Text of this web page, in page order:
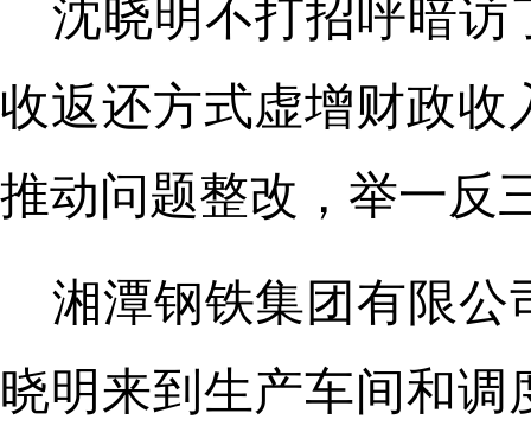
沈晓明不打招呼暗访
收返还方式虚增财政
推动问题整改，举一反
湘潭钢铁集团有限公
晓明来到生产车间和